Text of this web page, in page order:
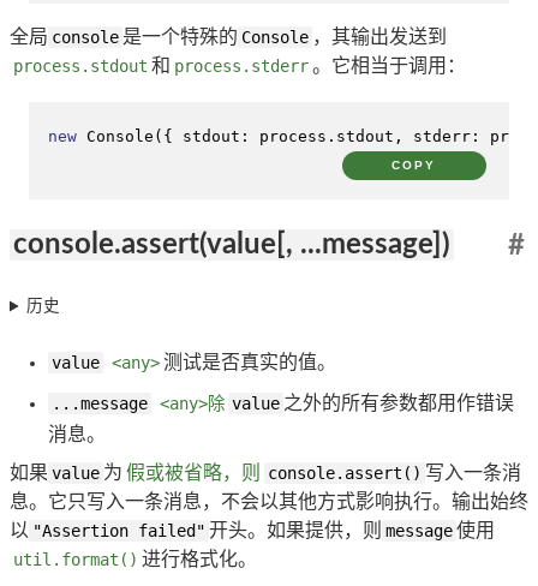
全局 console 是一个特殊的 Console ，其输出发送到
process.stdout 和 process.stderr。它相当于调用：
new Console ({ stdout : process. stdout , stderr :
COPY
console.assert(value[, ...message]) #
历史
value <any>测试是否真实的值。
...message <any>除 value 之外的所有参数都用作错误
消息。
如果 value 为 假或被省略，则 console.assert() 写入一条消
息。它只写入一条消息，不会以其他方式影响执行。输出始终
以 "Assertion failed" 开头。如果提供，则 message使用
util.format() 进行格式化。